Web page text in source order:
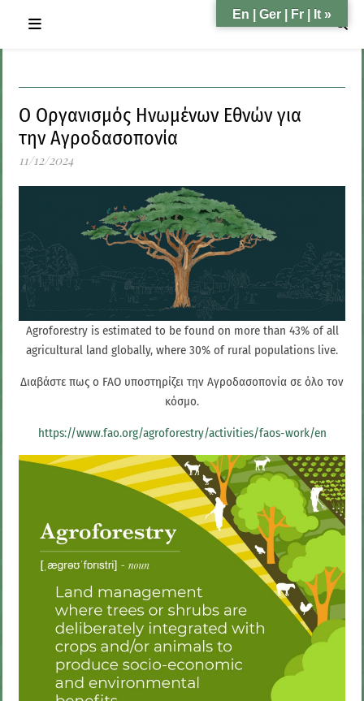
Ο Οργανισμός Ηνωμένων Εθνών για
την Αγροδασοπονία
11/12/2024
Agroforestry is estimated to be found on more than 43% of all
agricultural land globally, where 30% of rural populations live.
Διαβάστε πως ο FAO υποστηρίζει την Αγροδασοπονία σε όλο τον
κόσμο.
https://www.fao.org/agroforestry/activities/faos-work/en
En | Ger | Fr | It »